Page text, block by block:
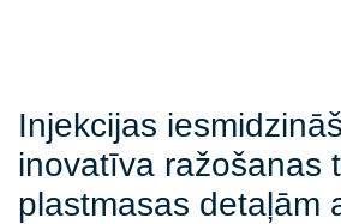
Injekcijas
inovatīva ražošanas
plastmasas detaļām